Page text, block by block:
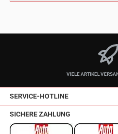
VIELE ARTIKEL
SERVICE-HOTLINE
SICHERE ZAHLUNG